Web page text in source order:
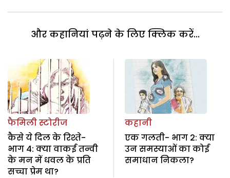
और कहानियां पढ़ने के लिए क्लिक करें...
फैमिली स्टोरीज
कैसे ये दिल के रिश्ते-
भाग 4: क्या वाकई तन्वी
के मन में धवल के प्रति
सच्चा प्रेम था?
कहानी
एक गलती- भाग 2: क्या
उन समस्याओं का कोई
समाधान निकला?